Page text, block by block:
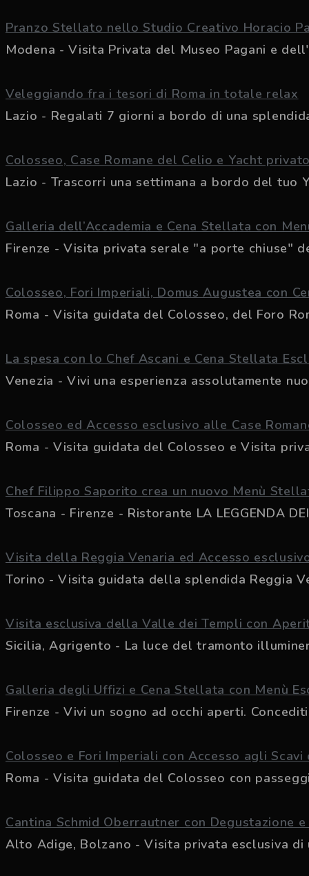
Pranzo Stellato nello Studio Creativo Horacio
Modena - Visita Privata del Museo Pagani e
Veleggiando fra i tesori di Roma in totale relax
Lazio - Regalati 7 giorni a bordo di una
Colosseo, Case Romane del Celio e Yacht
Lazio - Trascorri una settimana a bordo del tuo
Galleria dell’Accademia e Cena Stellata con
Firenze - Visita privata serale "a porte chiuse"
Colosseo, Fori Imperiali, Domus Augustea con
Roma - Visita guidata del Colosseo, del Foro
La spesa con lo Chef Ascani e Cena Stellata
Venezia - Vivi una esperienza assolutamente
Colosseo ed Accesso esclusivo alle Case
Roma - Visita guidata del Colosseo e Visita
Chef Filippo Saporito crea un nuovo Menù
Toscana - Firenze - Ristorante LA LEGGENDA
Visita della Reggia Venaria ed Accesso
Torino - Visita guidata della splendida Reggia
Visita esclusiva della Valle dei Templi con
Sicilia, Agrigento - La luce del tramonto
Galleria degli Uffizi e Cena Stellata con Menù
Firenze - Vivi un sogno ad occhi aperti.
Colosseo e Fori Imperiali con Accesso agli Scavi
Roma - Visita guidata del Colosseo con
Cantina Schmid Oberrautner con Degustazione
Alto Adige, Bolzano - Visita privata esclusiva di